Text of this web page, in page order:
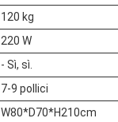
120 kg
220 W
- Sì, sì.
7-9 pollici
W80*D70*H210cm